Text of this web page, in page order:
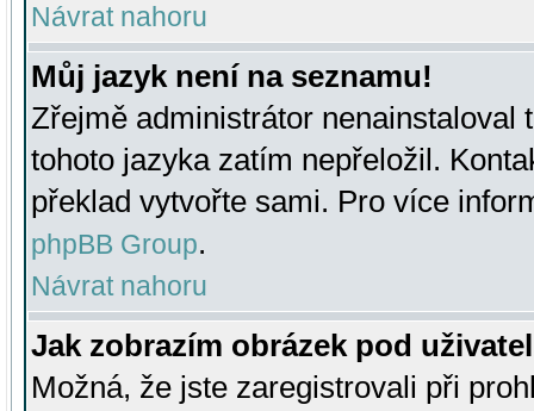
Návrat nahoru
Můj jazyk není na seznamu!
Zřejmě administrátor nenainstaloval
tohoto jazyka zatím nepřeložil.
překlad vytvořte sami. Pro více
phpBB Group.
Návrat nahoru
Jak zobrazím obrázek pod
Možná, že jste zaregistrovali při